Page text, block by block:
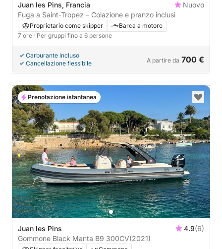
Juan les Pins, Francia
Nuovo
Fuga a Saint-Tropez – Colazione e pranzo inclusi
Proprietario come skipper
Barca a motore
7 ore · Per gruppi fino a 6 persone
Carburante incluso
Cancellazione flessibile
A partire da 700 €
Juan les Pins 4.9(6)
Gommone Black Manta B9 300CV(2021)
Prenotazione istantanea